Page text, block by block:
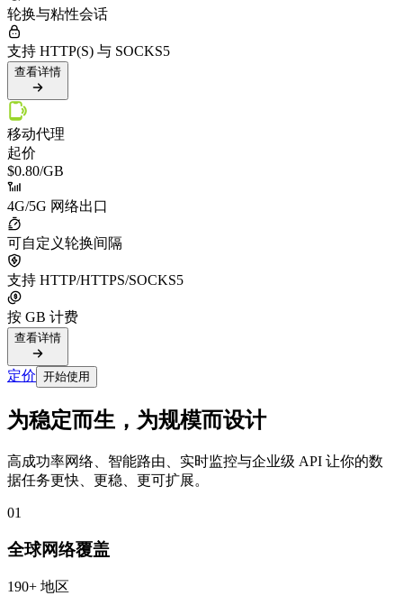
轮换与粘性会话
支持 HTTP(S) 与 SOCKS5
查看详情
移动代理
起价
$0.80/GB
4G/5G 网络出口
可自定义轮换间隔
支持 HTTP/HTTPS/SOCKS5
按 GB 计费
查看详情
定价 开始使用
为稳定而生，为规模而设计
高成功率网络、智能路由、实时监控与企业级 API 让你的数
据任务更快、更稳、更可扩展。
01
全球网络覆盖
190+ 地区